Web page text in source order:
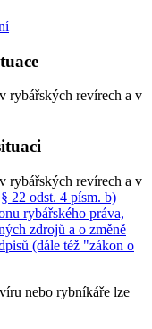
rybářských revírech a v
rybářských revírech a v
§ 22 odst. 4 písm. b)
rybářského práva,
zdrojů a o změně
(dále též "zákon o
nebo rybníkáře lze